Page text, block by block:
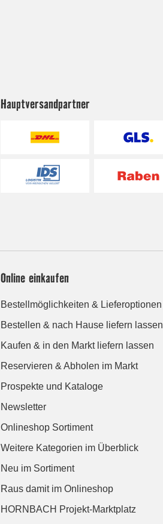
Hauptversandpartner
Online einkaufen
Bestellmöglichkeiten & Lieferoptionen
Bestellen & nach Hause liefern lassen
Kaufen & in den Markt liefern lassen
Reservieren & Abholen im Markt
Prospekte und Kataloge
Newsletter
Onlineshop Sortiment
Weitere Kategorien im Überblick
Neu im Sortiment
Raus damit im Onlineshop
HORNBACH Projekt-Marktplatz